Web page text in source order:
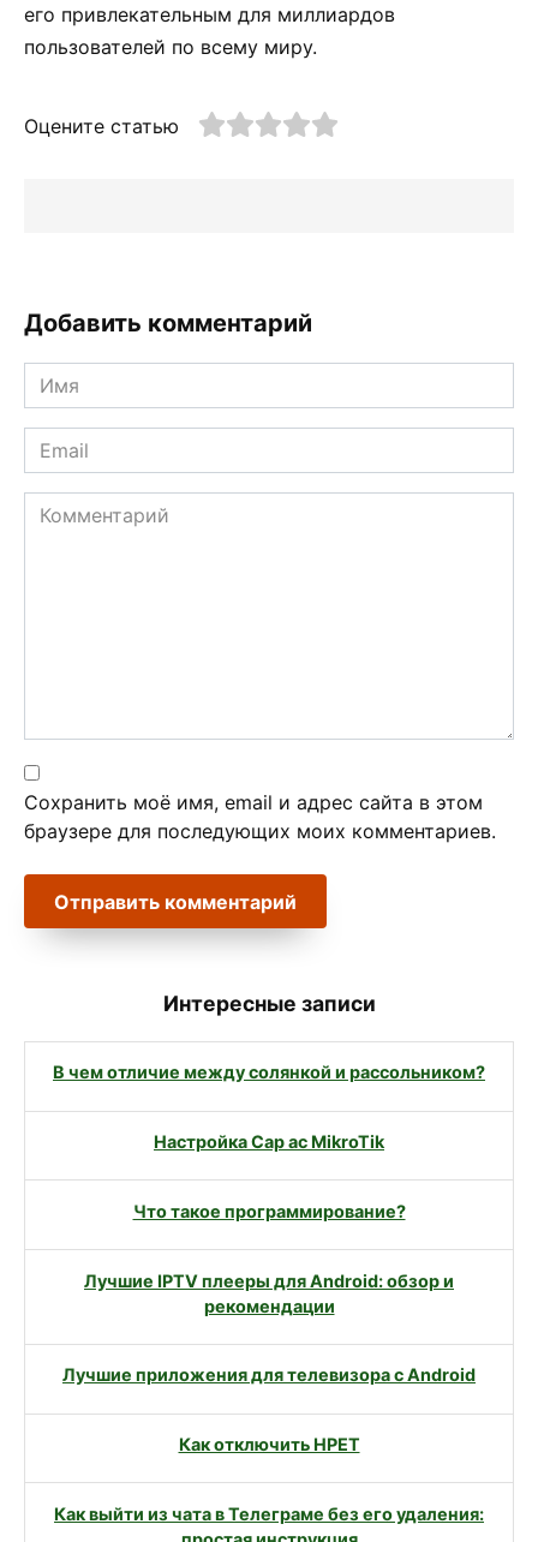
его привлекательным для миллиардов
пользователей по всему миру.
Оцените статью
Добавить комментарий
Имя
*
Email
*
Комментарий
Сохранить моё имя, email и адрес сайта в этом
браузере для последующих моих комментариев.
Интересные записи
В чем отличие между солянкой и рассольником?
Настройка Cap ac MikroTik
Что такое программирование?
Лучшие IPTV плееры для Android: обзор и
рекомендации
Лучшие приложения для телевизора с Android
Как отключить HPET
Как выйти из чата в Телеграме без его удаления: